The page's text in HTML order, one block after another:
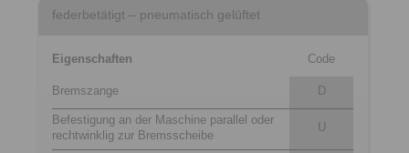
federbetätigt – pneumatisch gelüftet
Eigenschaften Code
Bremszange D
Befestigung an der Maschine parallel oder
rechtwinklig zur Bremsscheibe
U